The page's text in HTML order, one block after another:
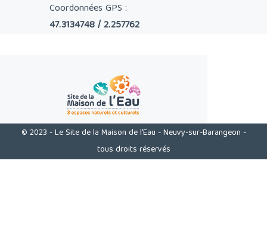
Coordonnées GPS :
47.3134748 / 2.257762
© 2023 - Le Site de la Maison de l'Eau - Neuvy-sur-Barangeon -
tous droits réservés